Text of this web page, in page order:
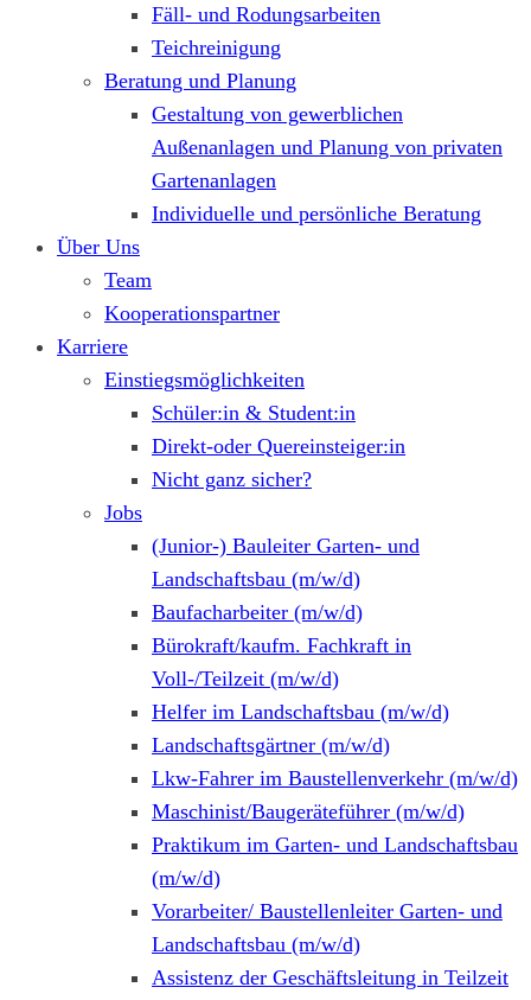
Fäll- und Rodungsarbeiten
Teichreinigung
Beratung und Planung
Gestaltung von gewerblichen
Außenanlagen und Planung von privaten
Gartenanlagen
Individuelle und persönliche Beratung
Über Uns
Team
Kooperationspartner
Karriere
Einstiegsmöglichkeiten
Schüler:in & Student:in
Direkt-oder Quereinsteiger:in
Nicht ganz sicher?
Jobs
(Junior-) Bauleiter Garten- und
Landschaftsbau (m/w/d)
Baufacharbeiter (m/w/d)
Bürokraft/kaufm. Fachkraft in
Voll-/Teilzeit (m/w/d)
Helfer im Landschaftsbau (m/w/d)
Landschaftsgärtner (m/w/d)
Lkw-Fahrer im Baustellenverkehr (m/w/d)
Maschinist/Baugeräteführer (m/w/d)
Praktikum im Garten- und Landschaftsbau
(m/w/d)
Vorarbeiter/ Baustellenleiter Garten- und
Landschaftsbau (m/w/d)
Assistenz der Geschäftsleitung in Teilzeit